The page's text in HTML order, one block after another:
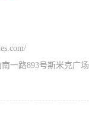
南一路893号斯米克广场